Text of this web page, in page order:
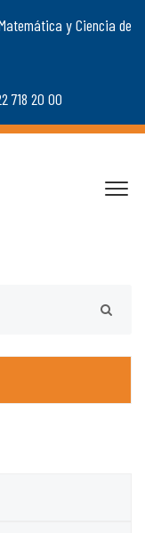
y Ciencia de
718 20 00